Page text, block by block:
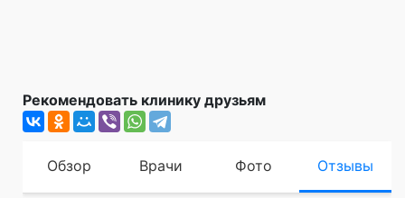
Рекомендовать клинику друзьям
Обзор Врачи Фото Отзывы